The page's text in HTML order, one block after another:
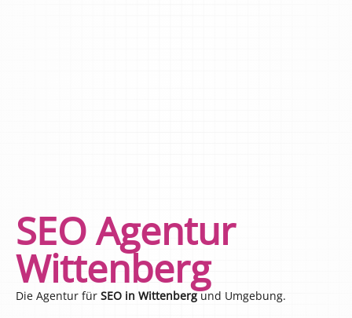
SEO Agentur
Wittenberg
Die Agentur für SEO in Wittenbergund Umgebung.